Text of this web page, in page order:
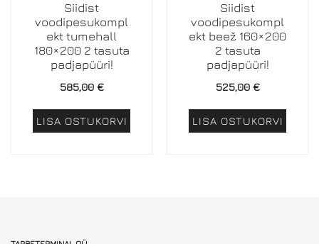
Siidist
voodipesukompl
ekt tumehall
180×200 2 tasuta
padjapüüri!
585,00 €
LISA OSTUKORVI
Siidist
voodipesukompl
ekt beež 160×200
2 tasuta
padjapüüri!
525,00 €
LISA OSTUKORVI